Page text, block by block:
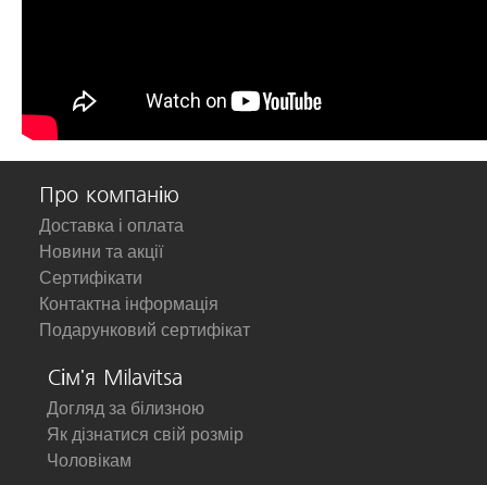
Про компанію
Доставка і оплата
Новини та акції
Сертифікати
Контактна інформація
Подарунковий сертифікат
Сім'я Milavitsa
Догляд за білизною
Як дізнатися свій розмір
Чоловікам